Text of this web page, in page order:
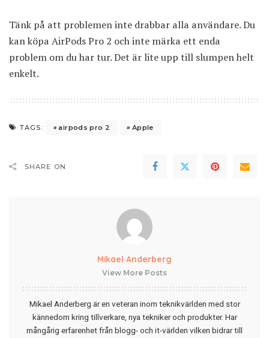
Tänk på att problemen inte drabbar alla användare. Du
kan köpa AirPods Pro 2 och inte märka ett enda
problem om du har tur. Det är lite upp till slumpen helt
enkelt.
TAGS: airpods pro 2 Apple
SHARE ON
Mikael Anderberg
View More Posts
Mikael Anderberg är en veteran inom teknikvärlden med stor
kännedom kring tillverkare, nya tekniker och produkter. Har
mångårig erfarenhet från blogg- och it-världen vilken bidrar till